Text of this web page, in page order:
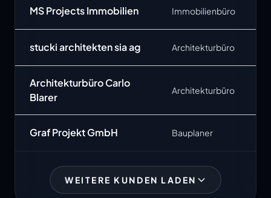
MS Projects Immobilien Immobilienbüro
stucki architekten sia ag Architekturbüro
Architekturbüro Carlo
Blarer
Architekturbüro
Graf Projekt GmbH Bauplaner
WEITERE KUNDEN LADEN